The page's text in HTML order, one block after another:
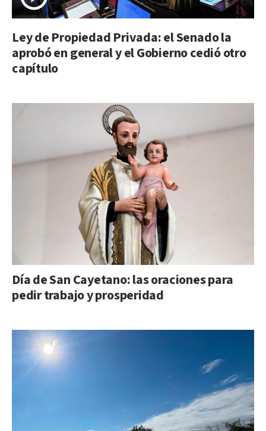
Ley de Propiedad Privada: el Senado la
aprobó en general y el Gobierno cedió otro
capítulo
Día de San Cayetano: las oraciones para
pedir trabajo y prosperidad